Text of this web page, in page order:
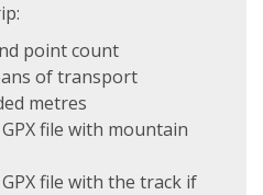
point count
of transport
metres
file with mountain
file with the track if